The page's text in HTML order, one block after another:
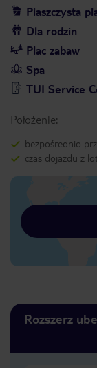
Piaszczysta
Dla rodzin
Plac zabaw
Spa
TUI Service
Położenie:
bezpośrednio
czas dojazdu z
Rozszerz